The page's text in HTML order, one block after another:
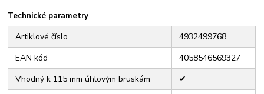
Technické parametry
Artiklové číslo
4932499768
EAN kód
4058546569327
Vhodný k 115 mm úhlovým bruskám
✔